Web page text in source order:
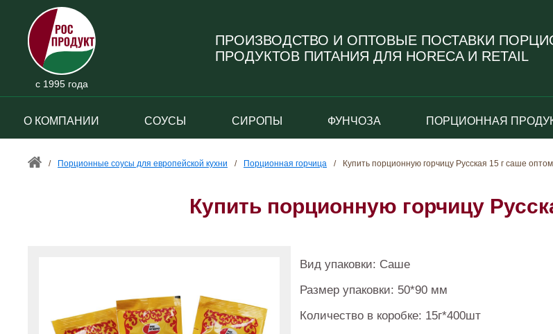
с 1995 года
ПРОИЗВОДСТВО И ОПТОВЫЕ ПОСТАВКИ
ПРОДУКТОВ ПИТАНИЯ ДЛЯ HORECA И RETAIL
О КОМПАНИИ СОУСЫ СИРОПЫ ФУНЧОЗА ПОРЦИОННАЯ
/ Порционные соусы для европейской кухни / Порционная горчица / Купить порционную горчицу Русская 15 г саше оптом
Купить порционную горчицу
Вид упаковки: Саше
Размер упаковки: 50*90 мм
Количество в коробке: 15г*400шт